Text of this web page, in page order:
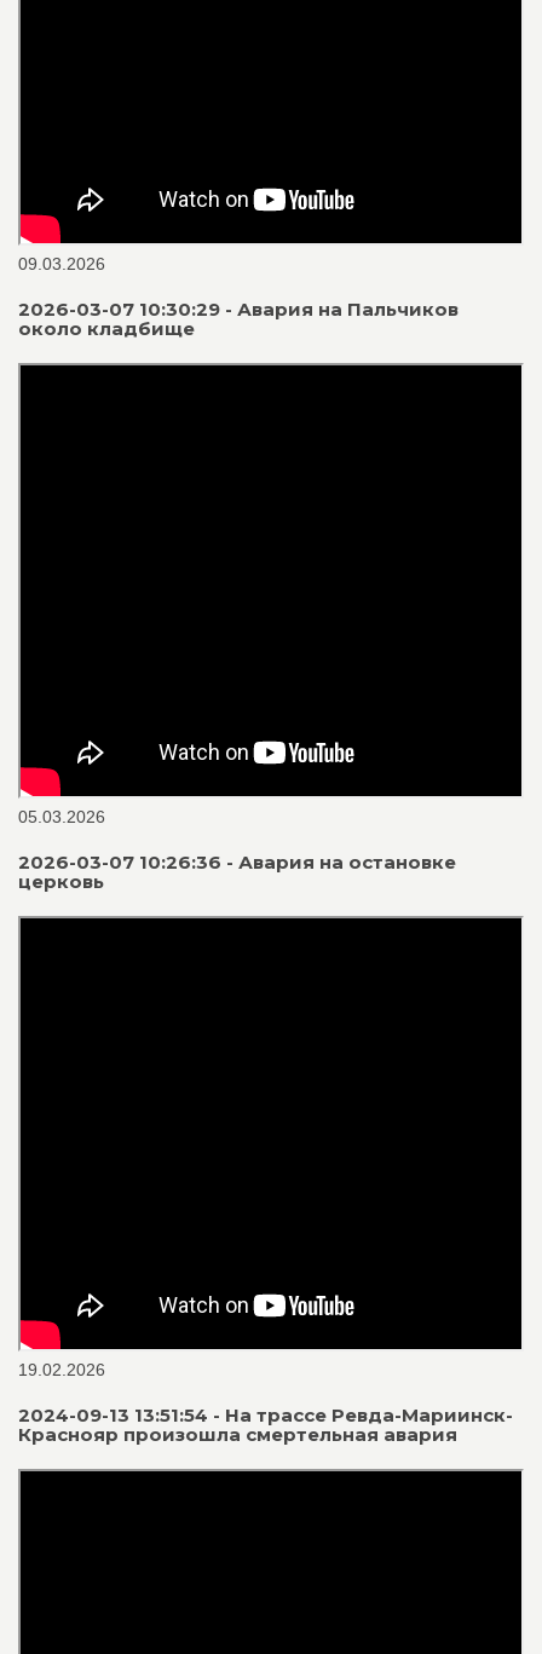
09.03.2026
2026-03-07 10:30:29 - Авария на Пальчиков
около кладбище
05.03.2026
2026-03-07 10:26:36 - Авария на остановке
церковь
19.02.2026
2024-09-13 13:51:54 - На трассе Ревда-Мариинск-
Краснояр произошла смертельная авария